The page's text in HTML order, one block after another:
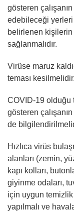
gösteren
edebileceği yerleri
belirlenen kişilerin
sağlanmalıdır.
Virüse maruz
teması kesilmelidir.
COVID-19 olduğu
gösteren
de
Hızlıca virüs
alanları (zemin,
kapı kolları,
giyinme odaları,
için uygun
yapılmalı ve